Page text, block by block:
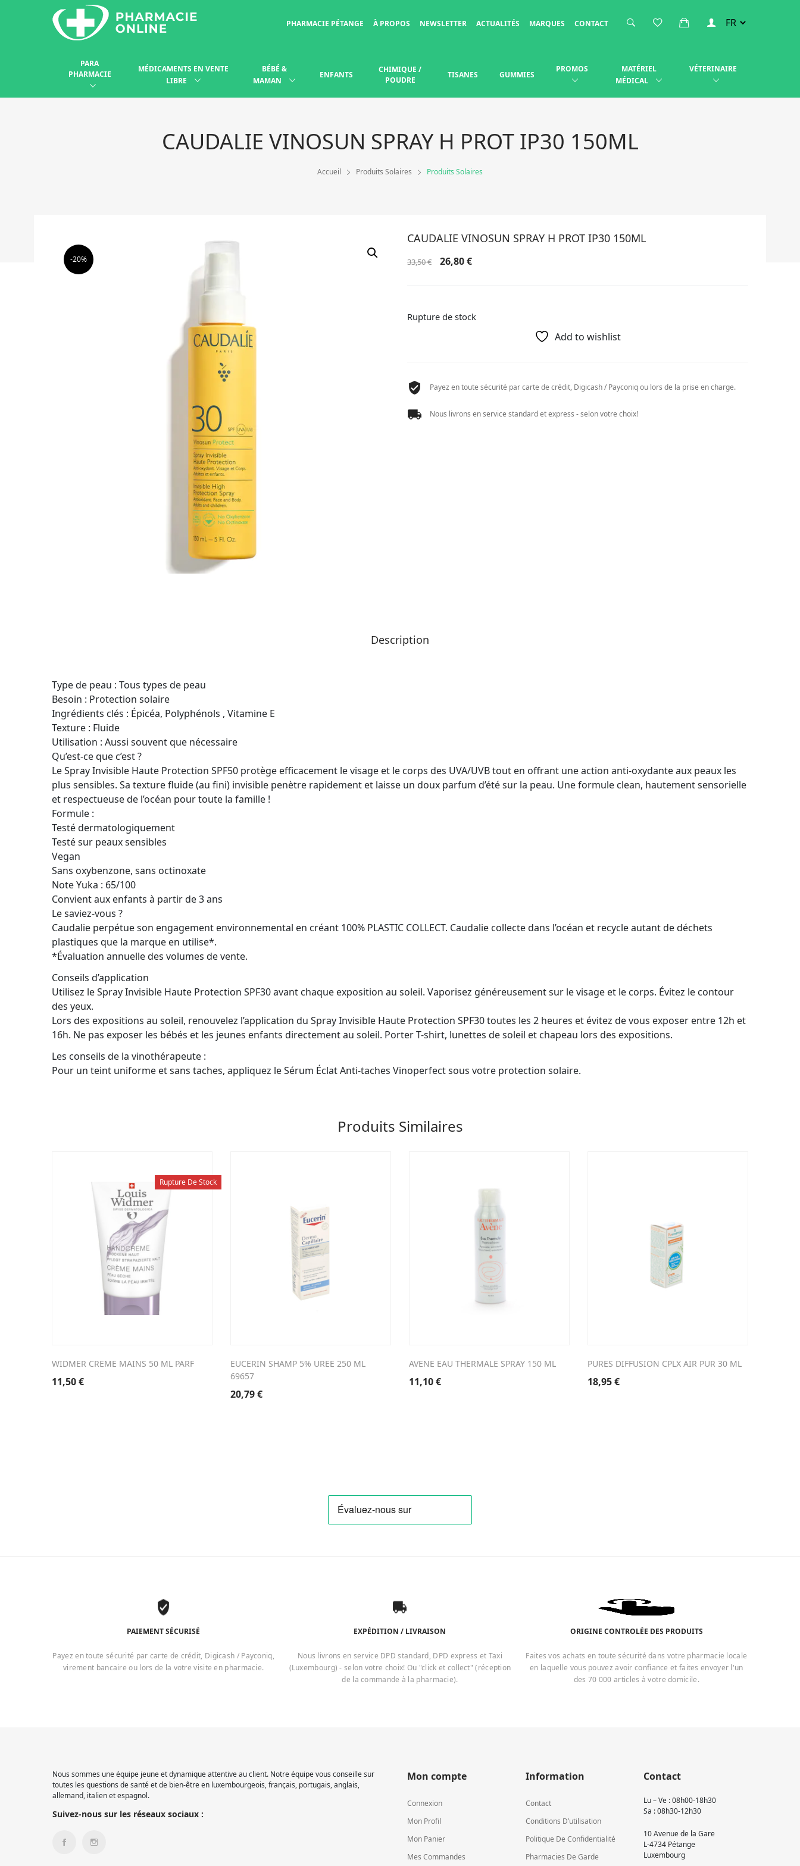
PHARMACIE PÉTANGE À PROPOS NEWSLETTER ACTUALITÉS MARQUES CONTACT
PARA
PHARMACIE
MÉDICAMENTS EN VENTE
LIBRE
BÉBÉ &
MAMAN
ENFANTS
CHIMIQUE /
POUDRE
TISANES GUMMIES
PROMOS
MATÉRIEL
MÉDICAL
VÉTERINAIRE
CAUDALIE VINOSUN SPRAY H PROT IP30 150ML
Accueil Produits Solaires Produits Solaires
-20%
CAUDALIE VINOSUN SPRAY H PROT IP30 150ML
33,50€
Le
initial
26,80€Le
actuel
Rupture de stock
Add to wishlist
Payez en toute sécurité par carte de crédit, Digicash / Payconiq ou lors de la prise en charge.
Nous livrons en service standard et express - selon votre choix!
Description
Type de peau : Tous types de peau
Besoin : Protection solaire
Ingrédients clés : Épicéa, Polyphénols , Vitamine E
Texture : Fluide
Utilisation : Aussi souvent que nécessaire
Qu’est-ce que c’est ?
Le Spray Invisible Haute Protection SPF50 protège efficacement le visage et le corps des UVA/UVB tout en offrant une action anti-oxydante aux peaux les
plus sensibles. Sa texture fluide (au fini) invisible penètre rapidement et laisse un doux parfum d’été sur la peau. Une formule clean, hautement sensorielle
et respectueuse de l’océan pour toute la famille !
Formule :
Testé dermatologiquement
Testé sur peaux sensibles
Vegan
Sans oxybenzone, sans octinoxate
Note Yuka : 65/100
Convient aux enfants à partir de 3 ans
Le saviez-vous ?
Caudalie perpétue son engagement environnemental en créant 100% PLASTIC COLLECT. Caudalie collecte dans l’océan et recycle autant de déchets
plastiques que la marque en utilise*.
*Évaluation annuelle des volumes de vente.
Conseils d’application
Utilisez le Spray Invisible Haute Protection SPF30 avant chaque exposition au soleil. Vaporisez généreusement sur le visage et le corps. Évitez le contour
des yeux.
Lors des expositions au soleil, renouvelez l’application du Spray Invisible Haute Protection SPF30 toutes les 2 heures et évitez de vous exposer entre 12h et
16h. Ne pas exposer les bébés et les jeunes enfants directement au soleil. Porter T-shirt, lunettes de soleil et chapeau lors des expositions.
Les conseils de la vinothérapeute :
Pour un teint uniforme et sans taches, appliquez le Sérum Éclat Anti-taches Vinoperfect sous votre protection solaire.
Produits Similaires
Rupture De Stock
WIDMER CREME MAINS 50 ML PARF
11,50€
EUCERIN SHAMP 5% UREE 250 ML
69657
20,79€
AVENE EAU THERMALE SPRAY 150 ML
11,10€
PURES DIFFUSION CPLX AIR PUR 30 ML
18,95€
PAIEMENT SÉCURISÉ
Payez en toute sécurité par carte de crédit, Digicash / Payconiq,
virement bancaire ou lors de la votre visite en pharmacie.
EXPÉDITION / LIVRAISON
Nous livrons en service DPD standard, DPD express et Taxi
(Luxembourg) - selon votre choix! Ou "click et collect" (réception
de la commande à la pharmacie).
ORIGINE CONTROLÉE DES PRODUITS
Faites vos achats en toute sécurité dans votre pharmacie locale
en laquelle vous pouvez avoir confiance et faites envoyer l'un
des 70 000 articles à votre domicile.
Nous sommes une équipe jeune et dynamique attentive au client. Notre équipe vous conseille sur
toutes les questions de santé et de bien-être en luxembourgeois, français, portugais, anglais,
allemand, italien et espagnol.
Suivez-nous sur les réseaux sociaux :
Mon compte
Connexion
Mon Profil
Mon Panier
Mes Commandes
Information
Contact
Conditions D’utilisation
Politique De Confidentialité
Pharmacies De Garde
Contact
Lu – Ve : 08h00-18h30
Sa : 08h30-12h30
10 Avenue de la Gare
L-4734 Pétange
Luxembourg